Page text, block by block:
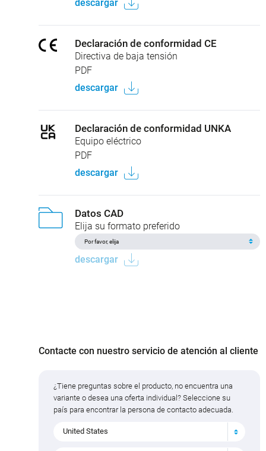
descargar
Declaración de conformidad CE
Directiva de baja tensión
PDF
descargar
Declaración de conformidad UNKA
Equipo eléctrico
PDF
descargar
Datos CAD
Elija su formato preferido
descargar
Contacte con nuestro servicio de atención al cliente
¿Tiene preguntas sobre el producto, no encuentra una
variante o desea una oferta individual? Seleccione su
país para encontrar la persona de contacto adecuada.
United States